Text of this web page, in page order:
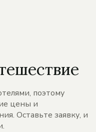
поэтому
цены и
Оставьте заявку, и